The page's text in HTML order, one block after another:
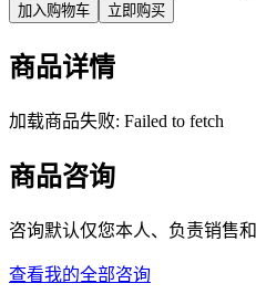
加入购物车
立即购买
商品详情
加载商品失败: Failed to fetch
商品咨询
咨询默认仅您本人、负责销售
查看我的全部咨询